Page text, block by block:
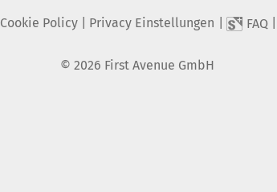
Cookie Policy| Privacy Einstellungen FAQ
© 2026 First Avenue GmbH